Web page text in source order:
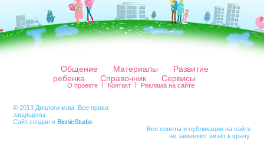
Общение Материалы
Развитие
ребенка
Справочник Сервисы
О проекте Контакт Реклама на сайте
© 2013 Диалоги мам. Все права
защищены.
Сайт создан в BionicStudio
Все советы и публикации на сайте
не заменяют визит к врачу.